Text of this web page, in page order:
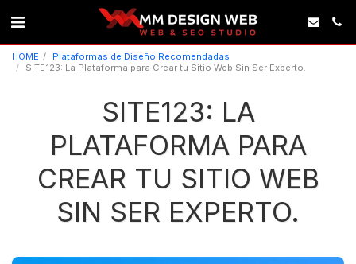
HOME
Plataformas de Diseño Recomendadas
SITE123: La Plataforma para Crear tu Sitio Web Sin Ser Experto.
SITE123: LA
PLATAFORMA PARA
CREAR TU SITIO WEB
SIN SER EXPERTO.